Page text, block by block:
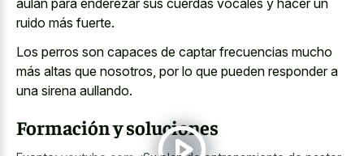
ruido más fuerte.
Los perros son capaces de captar frecuencias mucho
más altas que nosotros, por lo que pueden responder a
una sirena aullando.
Formación y soluciones